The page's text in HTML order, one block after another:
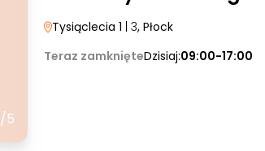
/5
Tysiąclecia 1 | 3, Płock
Teraz zamknięteDzisiaj:09:00-17:00